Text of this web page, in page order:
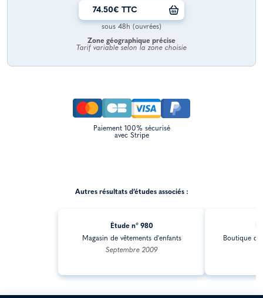
74.50€ TTC
sous 48h (ouvrées)
Zone géographique précise
Tarif variable selon la zone choisie
Paiement 100% sécurisé
avec Stripe
Autres résultats d’études associés :
Étude n° 980
Magasin de vêtements d'enfants
Septembre 2009
Boutique